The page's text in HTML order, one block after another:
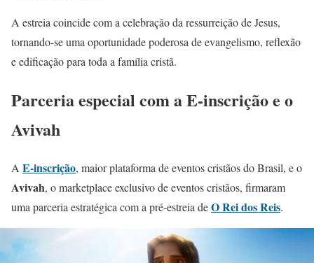
A estreia coincide com a celebração da ressurreição de Jesus,
tornando-se uma oportunidade poderosa de evangelismo, reflexão
e edificação para toda a família cristã.
Parceria especial com a E-inscrição e o
Avivah
A E-inscrição, maior plataforma de eventos cristãos do Brasil, e o
Avivah, o marketplace exclusivo de eventos cristãos, firmaram
uma parceria estratégica com a pré-estreia deO Rei dos Reis.